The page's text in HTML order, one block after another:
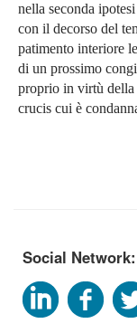
nella seconda
con il decorso del
patimento interiore
di un prossimo
proprio in virtù della
crucis cui è
Social Network: